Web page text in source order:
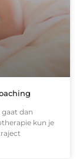
dan
kun je